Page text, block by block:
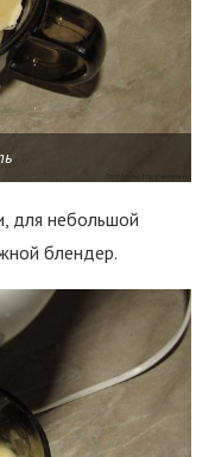
для небольшой
блендер.